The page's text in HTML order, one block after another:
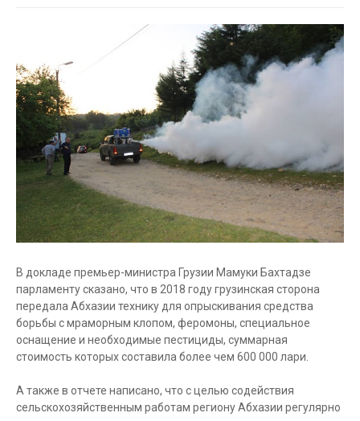
В докладе премьер-министра Грузии Мамуки Бахтадзе
парламенту сказано, что в 2018 году грузинская сторона
передала Абхазии технику для опрыскивания средства
борьбы с мраморным клопом, феромоны, специальное
оснащение и необходимые пестициды, суммарная
стоимость которых составила более чем 600 000 лари.
А также в отчете написано, что с целью содействия
сельскохозяйственным работам региону Абхазии регулярно